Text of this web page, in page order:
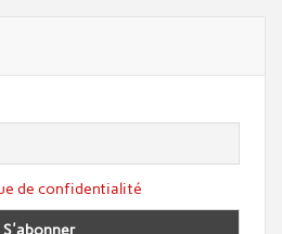
de confidentialité